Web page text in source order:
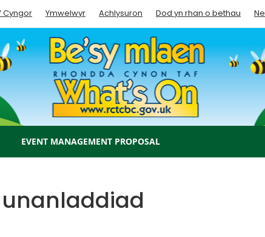
Cyngor Ymwelwyr Achlysuron Dod yn rhan o bethau
EVENT MANAGEMENT PROPOSAL